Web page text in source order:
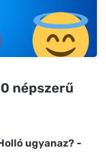
népszerű
ugyanaz? -